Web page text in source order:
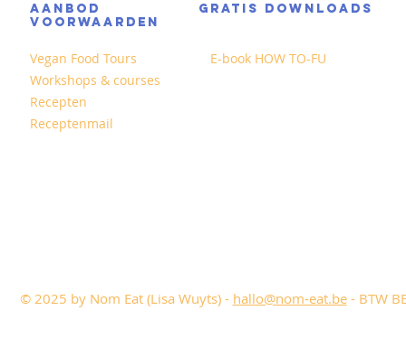
AANBOD
GRATIS DOWNLOADS
VOORWAARDEN
Vegan Food Tours
Workshops & courses
Recepten
Receptenmail
E-book HOW TO-FU
© 2025 by Nom Eat (Lisa Wuyts) - hallo@nom-eat.be- BTW